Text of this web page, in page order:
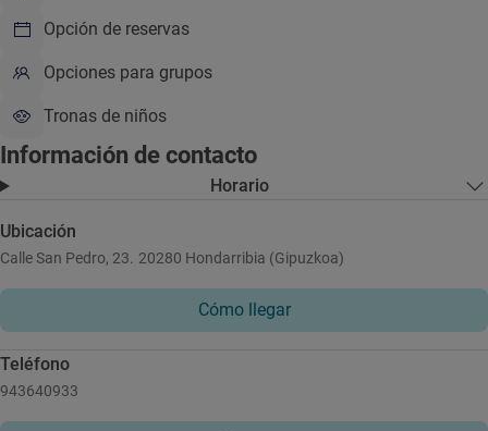
Opción de reservas
Opciones para grupos
Tronas de niños
Información de contacto
Horario
Ubicación
Calle San Pedro, 23. 20280 Hondarribia (Gipuzkoa)
Cómo llegar
Teléfono
943640933